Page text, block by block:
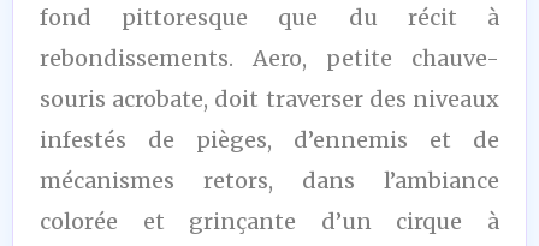
fond pittoresque que du récit à
rebondissements. Aero, petite chauve-
souris acrobate, doit traverser des niveaux
infestés de pièges, d’ennemis et de
mécanismes retors, dans l’ambiance
colorée et grinçante d’un cirque à